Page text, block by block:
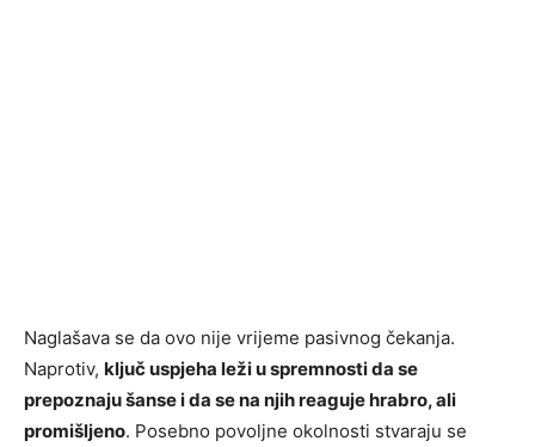
Naglašava se da ovo nije vrijeme pasivnog čekanja.
Naprotiv, ključ uspjeha leži u spremnosti da se
prepoznaju šanse i da se na njih reaguje hrabro, ali
promišljeno. Posebno povoljne okolnosti stvaraju se